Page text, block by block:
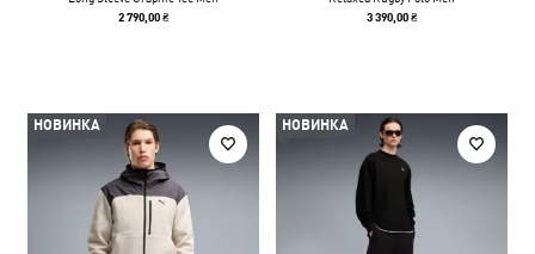
2 790,00 ₴ 3 390,00 ₴
НОВИНКА НОВИНКА